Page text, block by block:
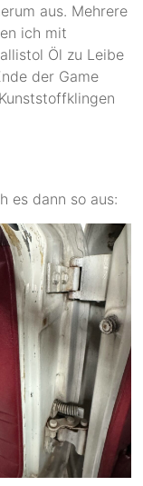
aus. Mehrere
ich mit
Öl zu Leibe
der Game
es dann so aus: